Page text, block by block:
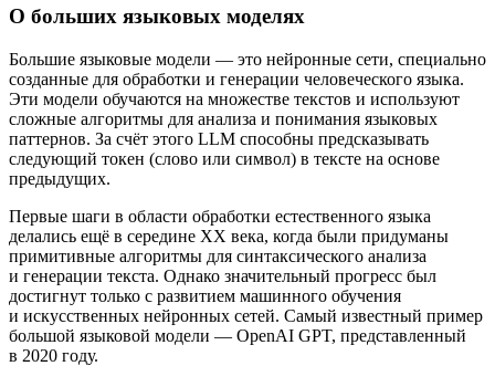
О больших языковых моделях
Большие языковые модели — это нейронные сети, специально
созданные для обработки и генерации человеческого языка.
Эти модели обучаются на множестве текстов и используют
сложные алгоритмы для анализа и понимания языковых
паттернов. За счёт этого LLM способны предсказывать
следующий токен (слово или символ) в тексте на основе
предыдущих.
Первые шаги в области обработки естественного языка
делались ещё в середине XX века, когда были придуманы
примитивные алгоритмы для синтаксического анализа
и генерации текста. Однако значительный прогресс был
достигнут только с развитием машинного обучения
и искусственных нейронных сетей. Самый известный пример
большой языковой модели — OpenAI GPT, представленный
в 2020 году.